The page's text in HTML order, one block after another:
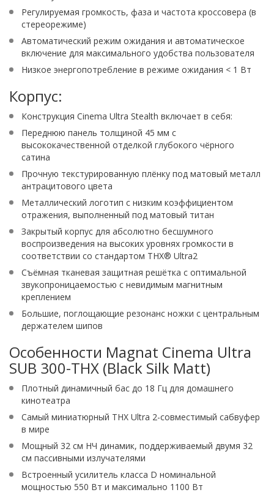
Регулируемая громкость, фаза и частота кроссовера (в
стереорежиме)
Автоматический режим ожидания и автоматическое
включение для максимального удобства пользователя
Низкое энергопотребление в режиме ожидания < 1 Вт
Корпус:
Конструкция Cinema Ultra Stealth включает в себя:
Переднюю панель толщиной 45 мм с
высококачественной отделкой глубокого чёрного
сатина
Прочную текстурированную плёнку под матовый металл
антрацитового цвета
Металлический логотип с низким коэффициентом
отражения, выполненный под матовый титан
Закрытый корпус для абсолютно бесшумного
воспроизведения на высоких уровнях громкости в
соответствии со стандартом THX® Ultra2
Съёмная тканевая защитная решётка с оптимальной
звукопроницаемостью с невидимым магнитным
креплением
Большие, поглощающие резонанс ножки с центральным
держателем шипов
Особенности Magnat Cinema Ultra
SUB 300-THX (Black Silk Matt)
Плотный динамичный бас до 18 Гц для домашнего
кинотеатра
Самый миниатюрный THX Ultra 2-совместимый сабвуфер
в мире
Мощный 32 см НЧ динамик, поддерживаемый двумя 32
см пассивными излучателями
Встроенный усилитель класса D номинальной
мощностью 550 Вт и максимально 1100 Вт